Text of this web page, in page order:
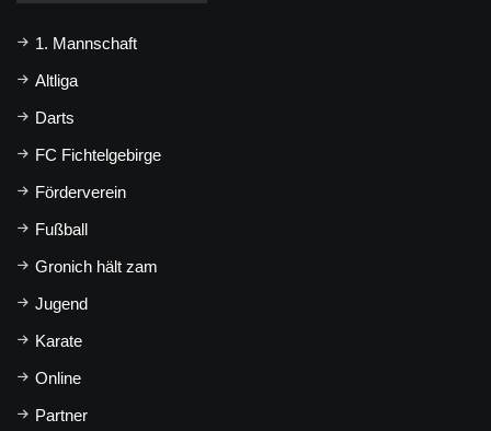
1. Mannschaft
Altliga
Darts
FC Fichtelgebirge
Förderverein
Fußball
Gronich hält zam
Jugend
Karate
Online
Partner